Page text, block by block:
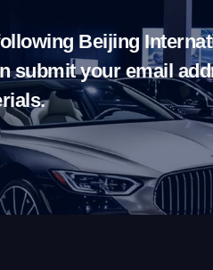
Beijing
submit your email